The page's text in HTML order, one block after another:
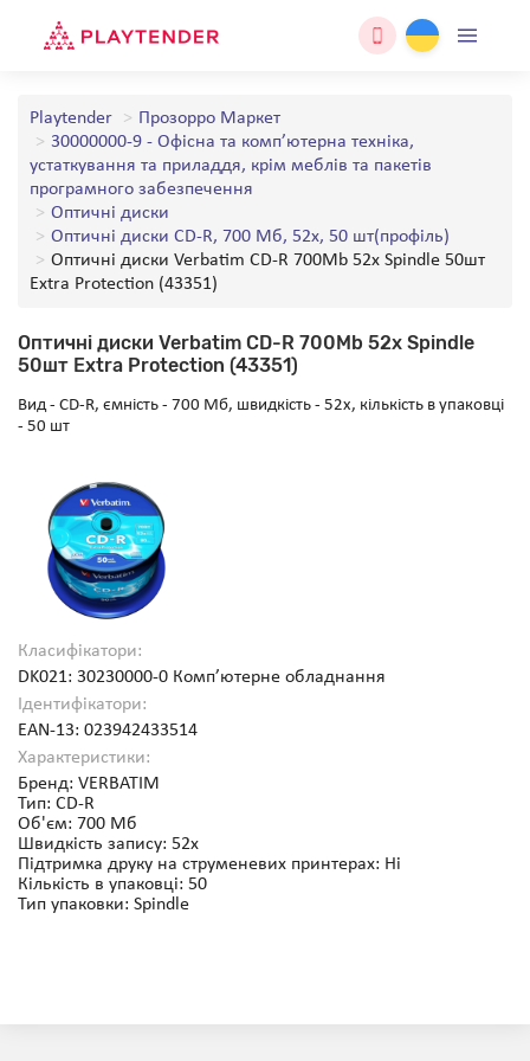
Playtender
Прозорро Маркет
30000000-9 - Офісна та комп’ютерна техніка,
устаткування та приладдя, крім меблів та пакетів
програмного забезпечення
Оптичні диски
Оптичні диски CD-R, 700 Мб, 52x, 50 шт(профіль)
Оптичні диски Verbatim CD-R 700Mb 52x Spindle 50шт
Extra Protection (43351)
Оптичні диски Verbatim CD-R 700Mb 52x Spindle
50шт Extra Protection (43351)
Вид - CD-R, ємність - 700 Мб, швидкість - 52x, кількість в упаковці
- 50 шт
Класифікатори:
DK021: 30230000-0 Комп’ютерне обладнання
Ідентифікатори:
EAN-13: 023942433514
Характеристики:
Бренд: VERBATIM
Тип: CD-R
Об'єм: 700 Мб
Швидкість запису: 52x
Підтримка друку на струменевих принтерах: Ні
Кількість в упаковці: 50
Тип упаковки: Spindle